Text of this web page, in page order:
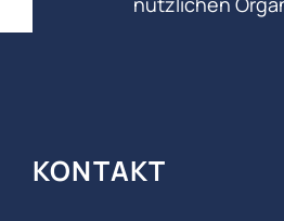
KONTAKT